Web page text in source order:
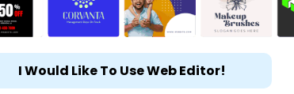
I Would Like To Use Web Editor!